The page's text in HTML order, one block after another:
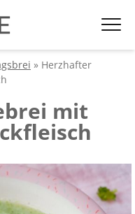
» Herzhafter
mit